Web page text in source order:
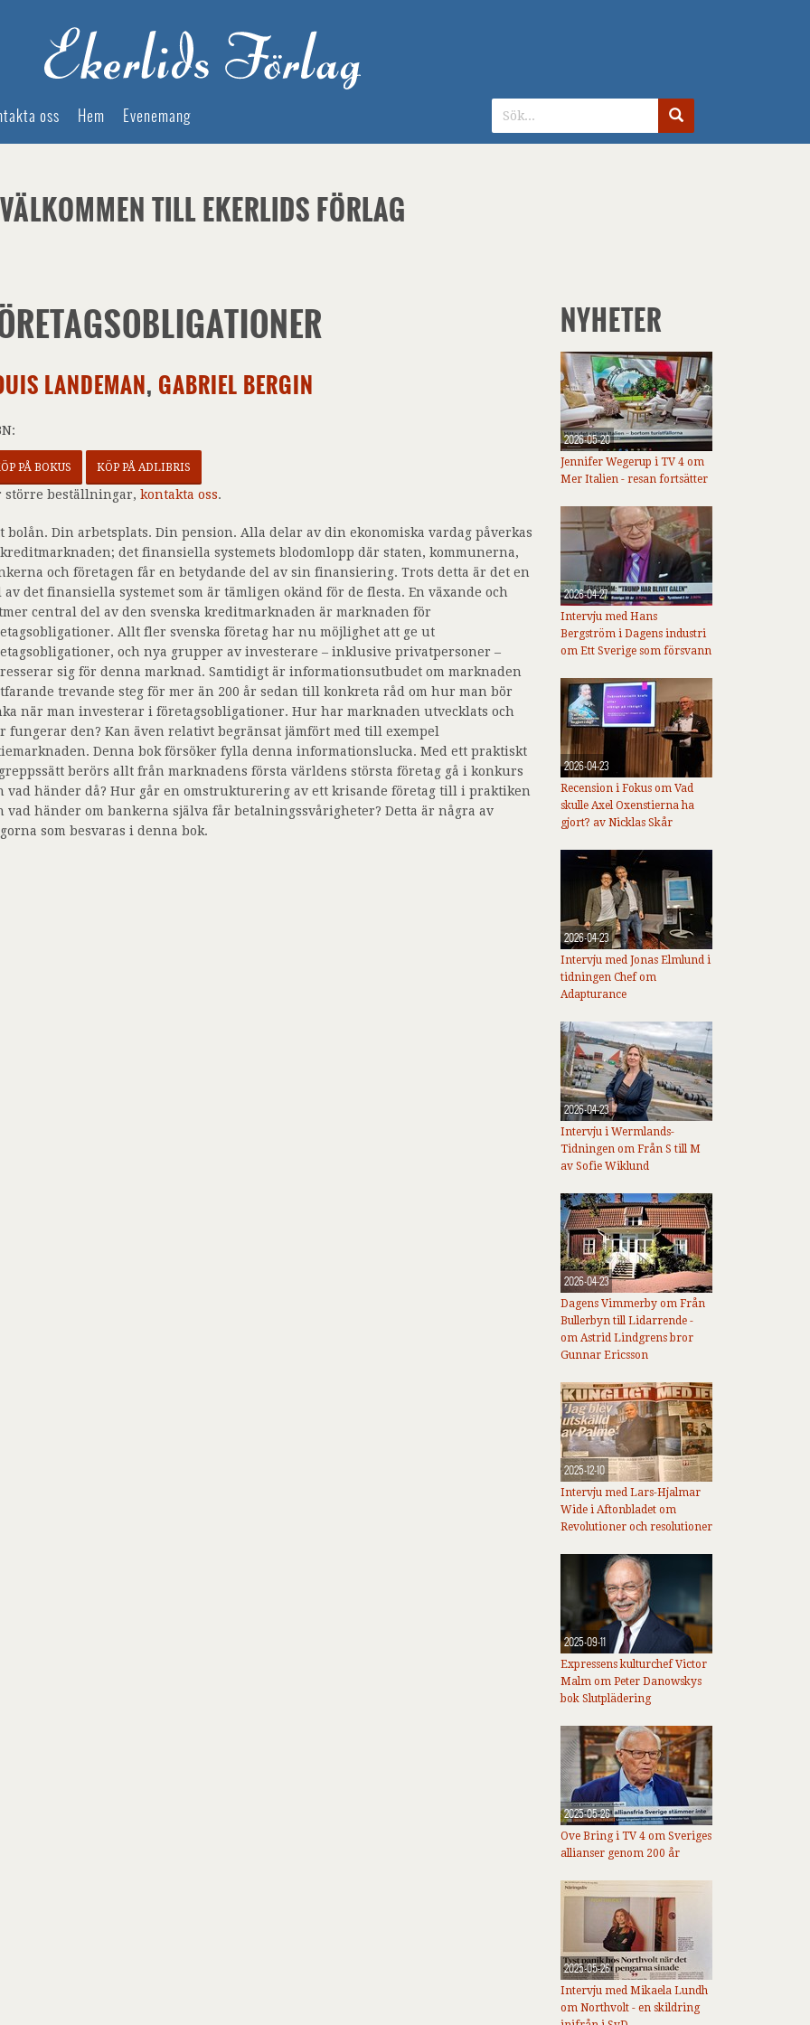
oss Hem Evenemang
VÄLKOMMEN TILL EKERLIDS FÖRLAG
LANDEMAN, GABRIEL BERGIN
PÅ BOKUS KÖP PÅ ADLIBRIS
större beställningar, kontakta oss.
bolån. Din arbetsplats. Din pension. Alla delar av din ekonomiska vardag påverkas
det finansiella systemets blodomlopp där staten, kommunerna,
och företagen får en betydande del av sin finansiering. Trots detta är det en
av det finansiella systemet som är tämligen okänd för de flesta. En växande och
central del av den svenska kreditmarknaden är marknaden för
Allt fler svenska företag har nu möjlighet att ge ut
och nya grupper av investerare – inklusive privatpersoner –
sig för denna marknad. Samtidigt är informationsutbudet om marknaden
trevande steg för mer än 200 år sedan till konkreta råd om hur man bör
när man investerar i företagsobligationer. Hur har marknaden utvecklats och
fungerar den? Kan även relativt begränsat jämfört med till exempel
Denna bok försöker fylla denna informationslucka. Med ett praktiskt
berörs allt från marknadens första världens största företag gå i konkurs
vad händer då? Hur går en omstrukturering av ett krisande företag till i praktiken
vad händer om bankerna själva får betalningssvårigheter? Detta är några av
som besvaras i denna bok.
NYHETER
2026-05-20
Jennifer Wegerup i TV 4 om
Mer Italien - resan fortsätter
2026-04-27
Intervju med Hans
Bergström i Dagens industri
om Ett Sverige som försvann
2026-04-23
Recension i Fokus om Vad
skulle Axel Oxenstierna ha
gjort? av Nicklas Skår
2026-04-23
Intervju med Jonas Elmlund i
tidningen Chef om
Adapturance
2026-04-23
Intervju i Wermlands-
Tidningen om Från S till M
av Sofie Wiklund
2026-04-23
Dagens Vimmerby om Från
Bullerbyn till Lidarrende -
om Astrid Lindgrens bror
Gunnar Ericsson
2025-12-10
Intervju med Lars-Hjalmar
Wide i Aftonbladet om
Revolutioner och resolutioner
2025-09-11
Expressens kulturchef Victor
Malm om Peter Danowskys
bok Slutplädering
2025-05-26
Ove Bring i TV 4 om Sveriges
allianser genom 200 år
2025-05-26
Intervju med Mikaela Lundh
om Northvolt - en skildring